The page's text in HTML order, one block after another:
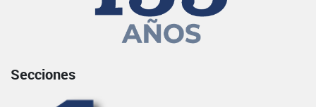
Secciones